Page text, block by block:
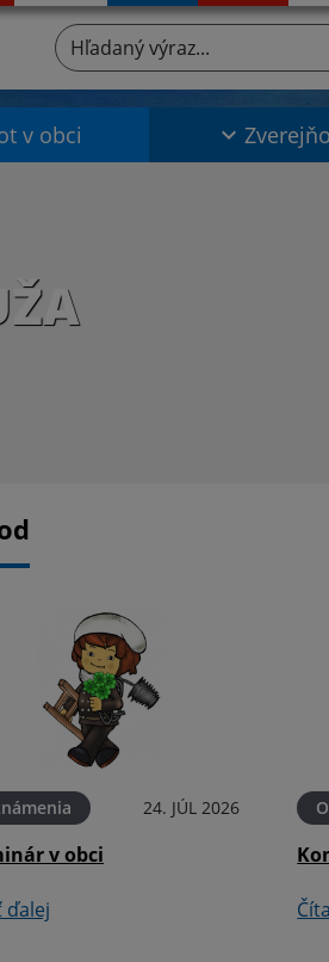
Hľadaný výraz...
v obci
24. JÚL 2026
v obci
ďalej